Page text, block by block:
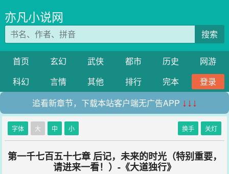
亦凡小说网
搜索
首页 玄幻 武侠 都市 历史
网游
科幻
言情 其他 排行 完本
登录
追看新章节，下载本站客户端无广告APP ↓↓↓
字体 大 中 小 换手 关灯
第一千七百五十七章 后记，未来的时光（特别重要，
请进来一看！）-《大道独行》